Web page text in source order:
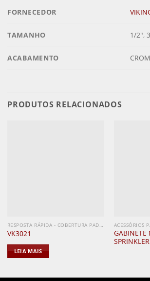
FORNECEDOR
TAMANHO 1/2",
ACABAMENTO
PRODUTOS RELACIONADOS
VK3021
LEIA MAIS
ACESSÓRIOS
GABINETE